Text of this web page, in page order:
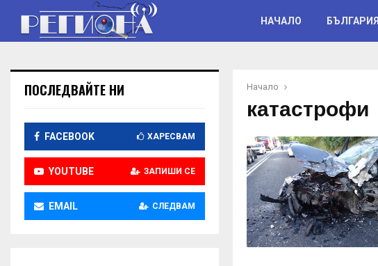
НАЧАЛО БЪЛГАРИЯ
Начало
катастрофи
ПОСЛЕДВАЙТЕ НИ
FACEBOOK ХАРЕСВАМ
YOUTUBE ЗАПИШИ СЕ
EMAIL СЛЕДВАМ